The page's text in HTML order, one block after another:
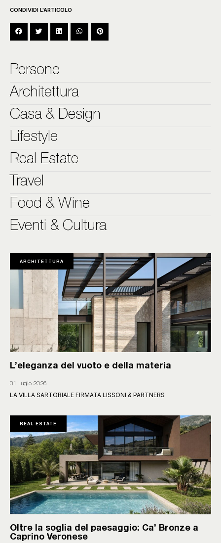
CONDIVIDI L'ARTICOLO
Persone
Architettura
Casa & Design
Lifestyle
Real Estate
Travel
Food & Wine
Eventi & Cultura
ARCHITETTURA
L’eleganza del vuoto e della materia
31 Luglio 2026
LA VILLA SARTORIALE FIRMATA LISSONI & PARTNERS
REAL ESTATE
Oltre la soglia del paesaggio: Ca’ Bronze a
Caprino Veronese